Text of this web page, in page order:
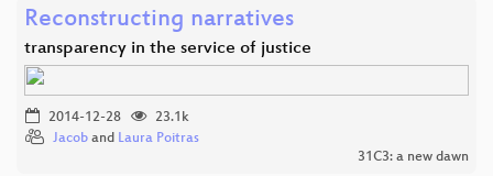
Reconstructing narratives
transparency in the service of justice
2014-12-28
23.1k
Jacob and Laura Poitras
31C3: a new dawn